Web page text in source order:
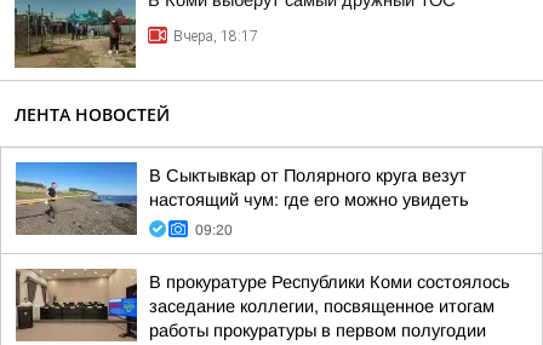
Вчера, 18:17
ЛЕНТА НОВОСТЕЙ
В Сыктывкар от Полярного круга везут
настоящий чум: где его можно увидеть
09:20
В прокуратуре Республики Коми состоялось
заседание коллегии, посвященное итогам
работы прокуратуры в первом полугодии